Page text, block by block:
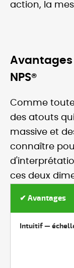
action, la
NPS®
Comme toute
des atouts
massive et
connaître
ces deux
✔ Avantages
Intuitif —